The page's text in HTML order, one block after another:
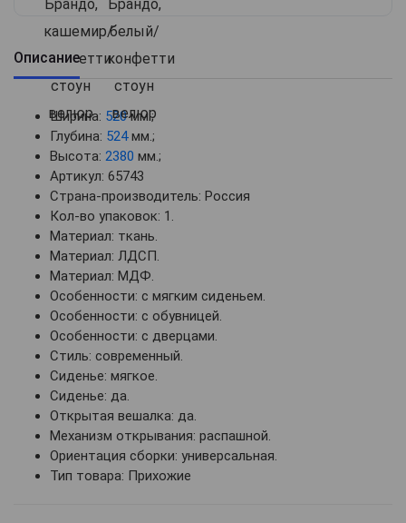
Описание
Ширина: 520мм.;
Глубина: 524мм.;
Высота: 2380 мм.;
Артикул: 65743
Страна-производитель: Россия
Кол-во упаковок: 1.
Материал: ткань.
Материал: ЛДСП.
Материал: МДФ.
Особенности: с мягким сиденьем.
Особенности: с обувницей.
Особенности: с дверцами.
Стиль: современный.
Сиденье: мягкое.
Сиденье: да.
Открытая вешалка: да.
Механизм открывания: распашной.
Ориентация сборки: универсальная.
Тип товара: Прихожие